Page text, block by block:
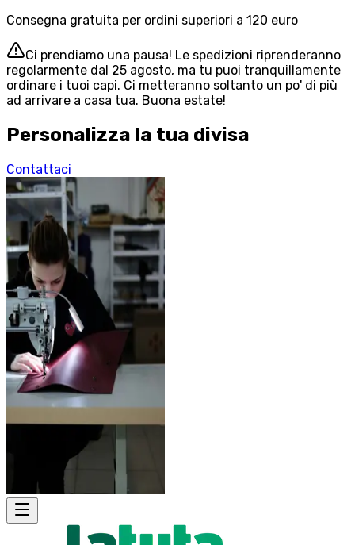
Consegna gratuita per ordini superiori a 120 euro
Ci prendiamo una pausa! Le spedizioni riprenderanno
regolarmente dal 25 agosto, ma tu puoi tranquillamente
ordinare i tuoi capi. Ci metteranno soltanto un po' di più
ad arrivare a casa tua. Buona estate!
Personalizza la tua divisa
Contattaci